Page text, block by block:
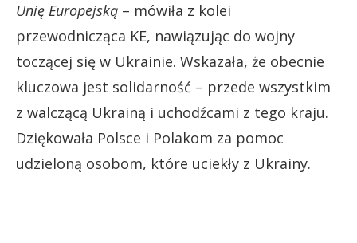
Unię Europejską – mówiła z kolei
przewodnicząca KE, nawiązując do wojny
toczącej się w Ukrainie. Wskazała, że obecnie
kluczowa jest solidarność – przede wszystkim
z walczącą Ukrainą i uchodźcami z tego kraju.
Dziękowała Polsce i Polakom za pomoc
udzieloną osobom, które uciekły z Ukrainy.